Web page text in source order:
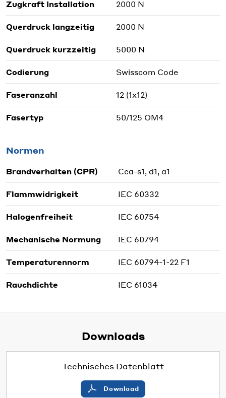
Zugkraft Installation 2000 N
Querdruck langzeitig 2000 N
Querdruck kurzzeitig 5000 N
Codierung Swisscom Code
Faseranzahl 12 (1x12)
Fasertyp 50/125 OM4
Normen
Brandverhalten (CPR) Cca-s1, d1, a1
Flammwidrigkeit IEC 60332
Halogenfreiheit IEC 60754
Mechanische Normung IEC 60794
Temperaturennorm IEC 60794-1-22 F1
Rauchdichte IEC 61034
Downloads
Technisches Datenblatt
Download